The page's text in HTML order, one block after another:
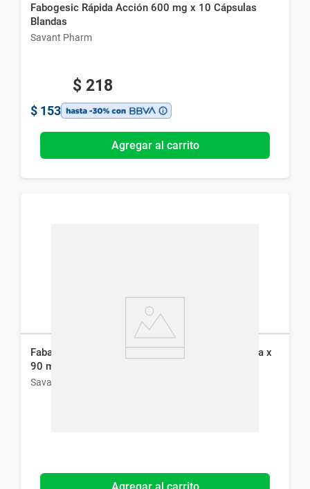
Fabogesic Rápida Acción 600 mg x 10 Cápsulas
Blandas
Savant Pharm
$ 218
$ 153
Agregar al carrito
Fabamox 500 mg/5 ml Suspensión Extemporánea x
90 ml
Savant Pharm